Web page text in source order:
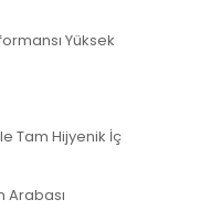
Yüksek
Tam Hijyenik İç
Arabası